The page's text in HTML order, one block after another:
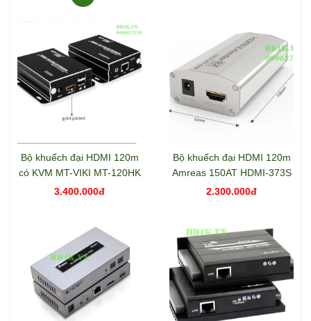
Bộ khuếch đại HDMI 120m
có KVM MT-VIKI MT-120HK
3.400.000đ
Bộ khuếch đại HDMI 120m
Amreas 150AT HDMI-373S
2.300.000đ